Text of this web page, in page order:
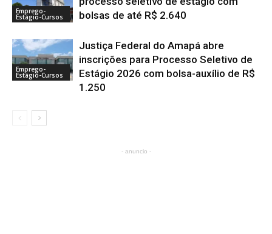
Emprego-
Estágio-Cursos
bolsas de até R$ 2.640
Emprego-
Estágio-Cursos
Justiça Federal do Amapá abre
inscrições para Processo Seletivo de
Estágio 2026 com bolsa-auxílio de R$
1.250
- anuncio -